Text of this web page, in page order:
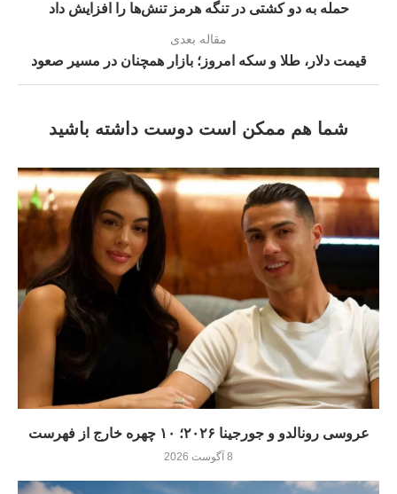
حمله به دو کشتی در تنگه هرمز تنش‌ها را افزایش داد
مقاله بعدی
قیمت دلار، طلا و سکه امروز؛ بازار همچنان در مسیر صعود
شما هم ممکن است دوست داشته باشید
عروسی رونالدو و جورجینا ۲۰۲۶؛ ۱۰ چهره خارج از فهرست
8 آگوست 2026